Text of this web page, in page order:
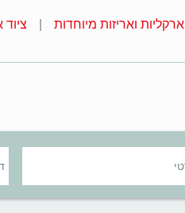
ארקליות ואריזות מיוחדות ציוד